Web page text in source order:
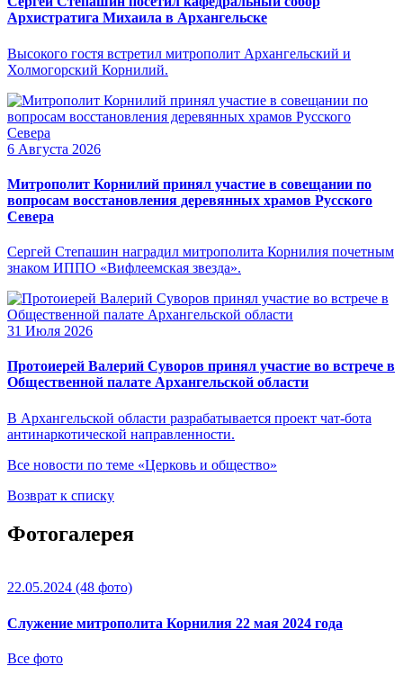
Архистратига Михаила в Архангельске
Высокого гостя встретил митрополит Архангельский и
Холмогорский Корнилий.
6 Августа 2026
Митрополит Корнилий принял участие в совещании по
вопросам восстановления деревянных храмов Русского
Севера
Сергей Степашин наградил митрополита Корнилия почетным
знаком ИППО «Вифлеемская звезда».
31 Июля 2026
Протоиерей Валерий Суворов принял участие во встрече в
Общественной палате Архангельской области
В Архангельской области разрабатывается проект чат-бота
антинаркотической направленности.
Все новости по теме «Церковь и общество»
Возврат к списку
Фотогалерея
22.05.2024 (48 фото)
Служение митрополита Корнилия 22 мая 2024 года
Все фото